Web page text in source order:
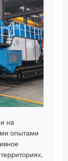
на
опытами